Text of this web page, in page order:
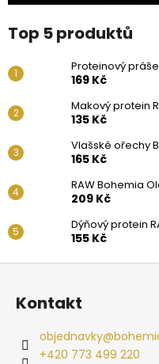
Top 5 produktů
Proteinový
169 Kč
Makový protein
135 Kč
Vlašské ořechy
165 Kč
RAW Bohemia
209 Kč
Dýňový protein
155 Kč
Kontakt
objednavky@
+420 773 499 220